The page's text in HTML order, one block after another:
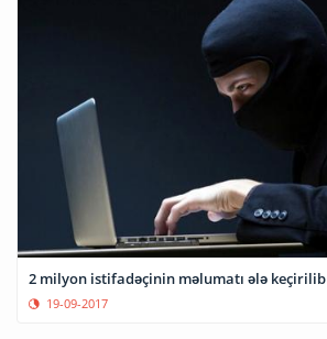
2 milyon istifadəçinin məlumatı ələ keçirilib
19-09-2017